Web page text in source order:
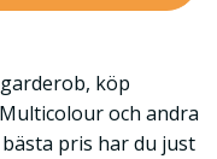
köp
och andra
pris har du just